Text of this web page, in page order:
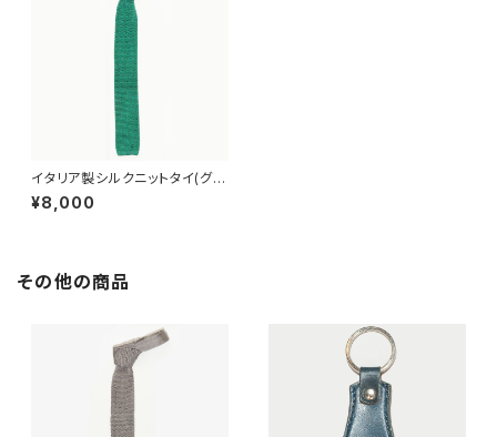
イタリア製シルクニットタイ(グリ
ーン)
¥8,000
その他の商品